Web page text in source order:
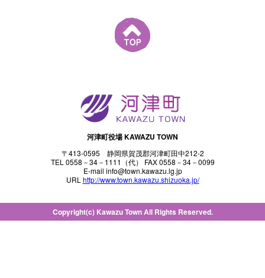
河津町役場 KAWAZU TOWN
〒413-0595 静岡県賀茂郡河津町田中212-2
TEL 0558－34－1111（代） FAX 0558－34－0099
E-mail info@town.kawazu.lg.jp
URL http://www.town.kawazu.shizuoka.jp/
Copyright(c) Kawazu Town All Rights Reserved.